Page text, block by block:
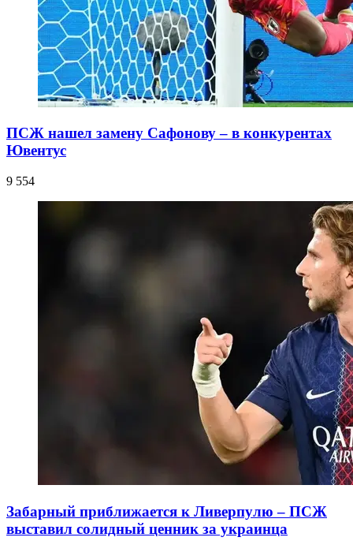
ПСЖ нашел замену Сафонову – в конкурентах
Ювентус
9 554
Забарный приближается к Ливерпулю – ПСЖ
выставил солидный ценник за украинца